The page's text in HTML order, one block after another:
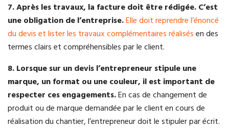
7. Après les travaux, la facture doit être rédigée. C’est
une obligation de l’entreprise.Elle doit reprendre l’énoncé
du devis et lister les travaux complémentaires réalisésen des
termes clairs et compréhensibles par le client.
8. Lorsque sur un devis l’entrepreneur stipule une
marque, un format ou une couleur, il est important de
respecter ces engagements.En cas de changement de
produit ou de marque demandée par le client en cours de
réalisation du chantier, l’entrepreneur doit le stipuler par écrit.